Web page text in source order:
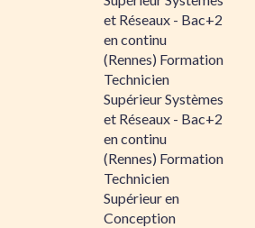
et Réseaux - Bac+2
en continu
(Rennes) Formation
Technicien
Supérieur Systèmes
et Réseaux - Bac+2
en continu
(Rennes) Formation
Technicien
Supérieur en
Conception